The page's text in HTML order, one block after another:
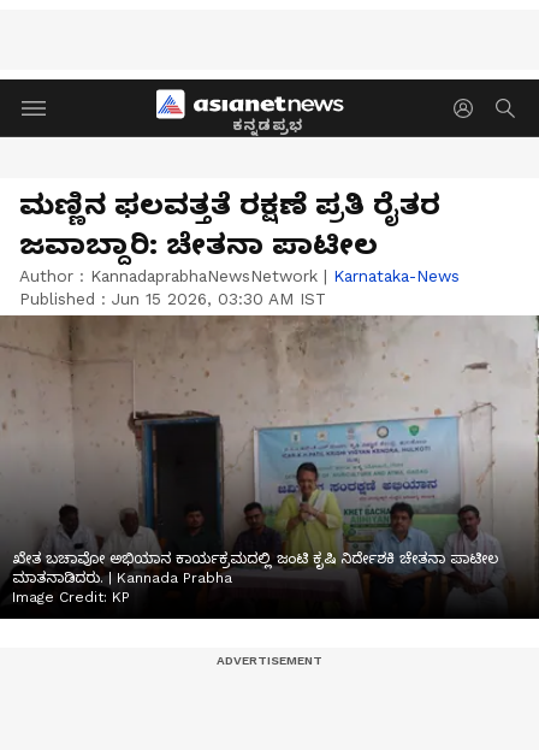
ಕನ್ನಡಪ್ರಭ
ಮಣ್ಣಿನ ಫಲವತ್ತತೆ ರಕ್ಷಣೆ ಪ್ರತಿ ರೈತರ
ಜವಾಬ್ದಾರಿ: ಚೇತನಾ ಪಾಟೀಲ
Author : KannadaprabhaNewsNetwork | Karnataka-News
Published : Jun 15 2026, 03:30 AM IST
ಖೇತ ಬಚಾವೋ ಅಭಿಯಾನ ಕಾರ್ಯಕ್ರಮದಲ್ಲಿ ಜಂಟಿ ಕೃಷಿ ನಿರ್ದೇಶಕಿ ಚೇತನಾ ಪಾಟೀಲ
ಮಾತನಾಡಿದರು. | Kannada Prabha
Image Credit: KP